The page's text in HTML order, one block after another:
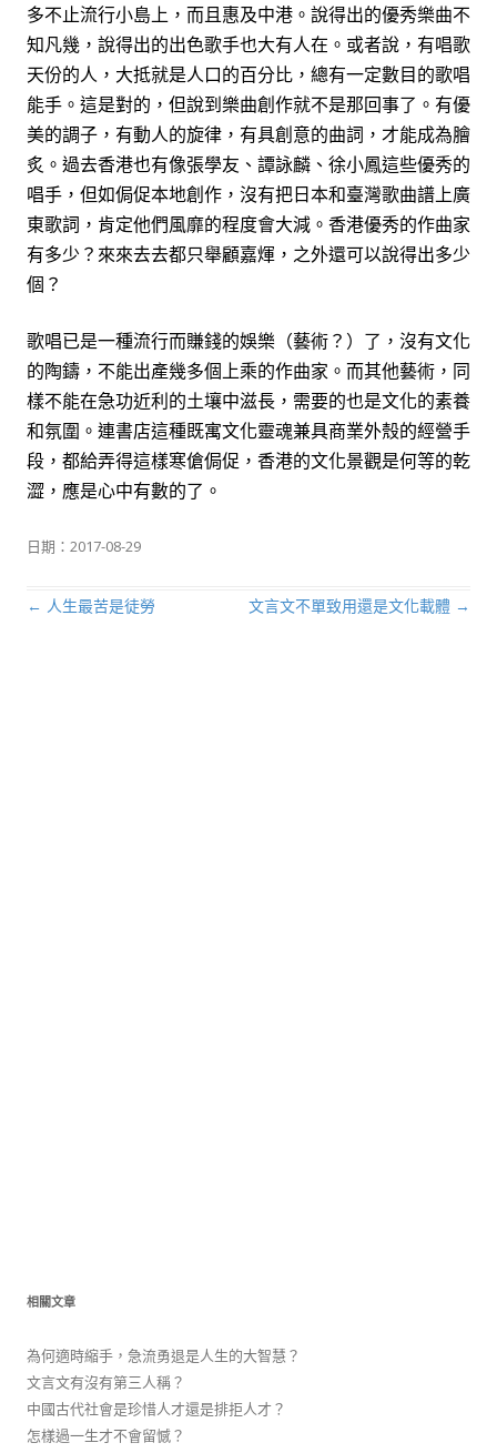
多不止流行小島上，而且惠及中港。說得出的優秀樂曲不
知凡幾，說得出的出色歌手也大有人在。或者說，有唱歌
天份的人，大抵就是人口的百分比，總有一定數目的歌唱
能手。這是對的，但說到樂曲創作就不是那回事了。有優
美的調子，有動人的旋律，有具創意的曲詞，才能成為膾
炙。過去香港也有像張學友、譚詠麟、徐小鳳這些優秀的
唱手，但如侷促本地創作，沒有把日本和臺灣歌曲譜上廣
東歌詞，肯定他們風靡的程度會大減。香港優秀的作曲家
有多少？來來去去都只舉顧嘉煇，之外還可以說得出多少
個？
歌唱已是一種流行而賺錢的娛樂（藝術？）了，沒有文化
的陶鑄，不能出產幾多個上乘的作曲家。而其他藝術，同
樣不能在急功近利的土壤中滋長，需要的也是文化的素養
和氛圍。連書店這種既寓文化靈魂兼具商業外殼的經營手
段，都給弄得這樣寒傖侷促，香港的文化景觀是何等的乾
澀，應是心中有數的了。
日期： 2017-08-29
文章導航列
← 人生最苦是徒勞 文言文不單致用還是文化載體 →
相關文章
為何適時縮手，急流勇退是人生的大智慧？
文言文有沒有第三人稱？
中國古代社會是珍惜人才還是排拒人才？
怎樣過一生才不會留憾？